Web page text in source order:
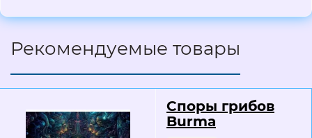
Рекомендуемые товары
Споры грибов
Burma